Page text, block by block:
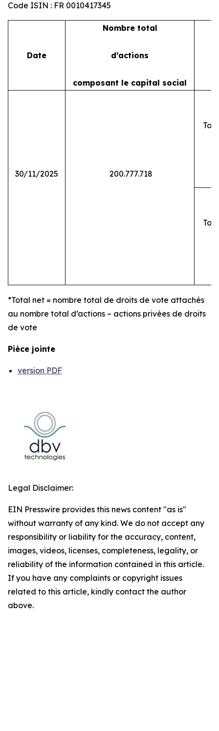
Code ISIN : FR 0010417345
Date
Nombre total
d’actions
composant le capital social
30/11/2025 200.777.718
*Total net = nombre total de droits de vote attachés
au nombre total d’actions – actions privées de droits
de vote
Pièce jointe
version PDF
Legal Disclaimer:
EIN Presswire provides this news content "as is"
without warranty of any kind. We do not accept any
responsibility or liability for the accuracy, content,
images, videos, licenses, completeness, legality, or
reliability of the information contained in this article.
If you have any complaints or copyright issues
related to this article, kindly contact the author
above.